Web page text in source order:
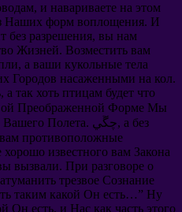
, и навариваете на этом
Наших форм воплощения. И
без разрешения, вы нам
Жизней. Возместить вам
, а ваши кукольные тела
Городов насаженными на кол.
, а так хоть птицам будет что
Преображенной Форме Мы
Вашего Полета
. چڱي, а без
противоположные
хорошо известного вам Закона
вызвали. При разговоре о
трезвое Сознание
таким какой Он есть…” Ну
Он есть, и Нас как часть этого